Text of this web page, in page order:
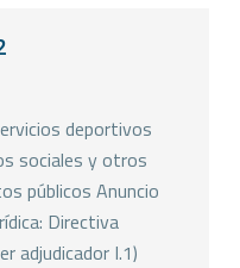
deportivos
sociales y otros
públicos Anuncio
Directiva
adjudicador I.1)